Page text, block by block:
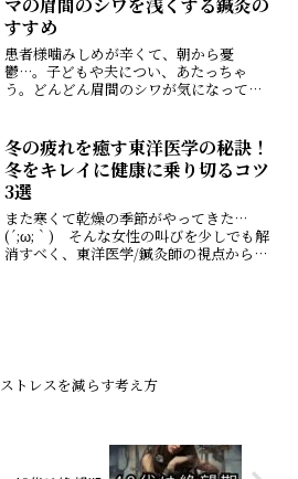
すすめ
患者様噛みしめが辛くて、朝から憂
鬱…。子どもや夫につい、あたっちゃ
う。どんどん眉間のシワが気になってき
ね…。そのお悩み、私に解消させてもら
えませんか？鍼灸は、きっとお役に...
冬の疲れを癒す東洋医学の秘訣！
冬をキレイに健康に乗り切るコツ
3選
また寒くて乾燥の季節がやってきた…
(´;ω;｀) そんな女性の叫びを少しでも解
消すべく、東洋医学/鍼灸師の視点から冬
ストレスを減らす考え方